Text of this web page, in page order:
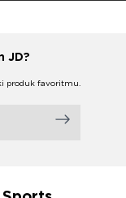
JD?
produk favoritmu.